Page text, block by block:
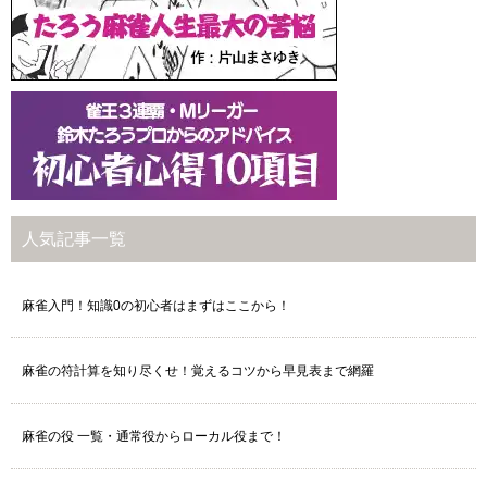
人気記事一覧
麻雀入門！知識0の初心者はまずはここから！
麻雀の符計算を知り尽くせ！覚えるコツから早見表まで網羅
麻雀の役 一覧・通常役からローカル役まで！